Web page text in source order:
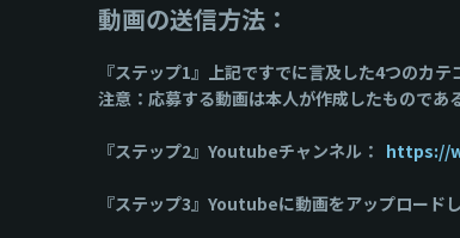
動画の送信方法：
『ステップ1』上記ですでに言及した4つのカ
注意：応募する動画は本人が作成したもので
『ステップ2』Youtubeチャンネル： https://
『ステップ3』Youtubeに動画をアップロードし